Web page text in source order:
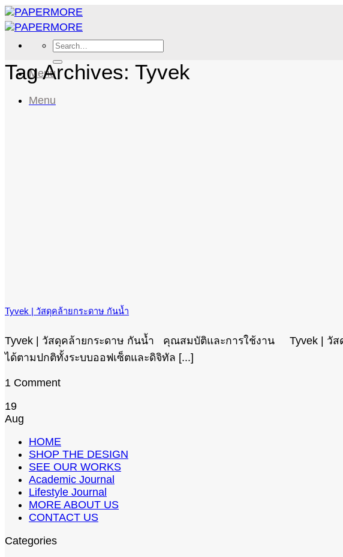
Skip
to
content
Search
Menu
Menu
Tag Archives: Tyvek
Tyvek | วัสดุคล้ายกระดาษ กันน้ำ
Tyvek | วัสดุคล้ายกระดาษ กันน้ำ คุณสมบัติและการใช้งาน Tyvek | วัส
ได้ตามปกติทั้งระบบออฟเซ็ตและดิจิทัล [...]
1 Comment
19
Aug
HOME
SHOP THE DESIGN
SEE OUR WORKS
Academic Journal
Lifestyle Journal
MORE ABOUT US
CONTACT US
Categories